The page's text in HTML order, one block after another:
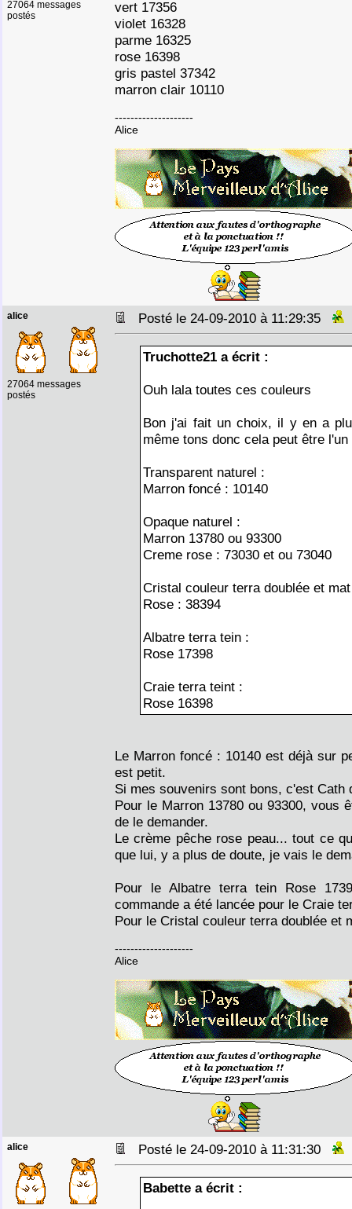
27064 messages
postés
vert 17356
violet 16328
parme 16325
rose 16398
gris pastel 37342
marron clair 10110
--------------------
Alice
alice
27064 messages
postés
Posté le 24-09-2010 à 11:29:35
Truchotte21 a écrit :
Ouh lala toutes ces couleurs
Bon j'ai fait un choix, il y en a
même tons donc cela peut être
Transparent naturel :
Marron foncé : 10140
Opaque naturel :
Marron 13780 ou 93300
Creme rose : 73030 et ou 73040
Cristal couleur terra doublée et
Rose : 38394
Albatre terra tein :
Rose 17398
Craie terra teint :
Rose 16398
Le Marron foncé : 10140 est déjà sur
est petit.
Si mes souvenirs sont bons, c'est Cath
Pour le Marron 13780 ou 93300, vous
de le demander.
Le crème pêche rose peau... tout ce
que lui, y a plus de doute, je vais le
Pour le Albatre terra tein Rose
commande a été lancée pour le Craie
Pour le Cristal couleur terra doublée et
--------------------
Alice
alice Posté le 24-09-2010 à 11:31:30
Babette a écrit :